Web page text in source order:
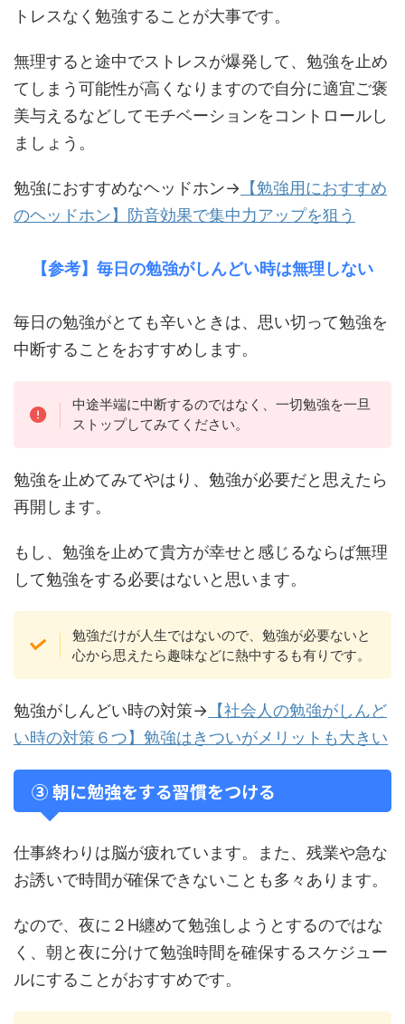
トレスなく勉強することが大事です。
無理すると途中でストレスが爆発して、勉強を止め
てしまう可能性が高くなりますので自分に適宜ご褒
美与えるなどしてモチベーションをコントロールし
ましょう。
勉強におすすめなヘッドホン→ 【勉強用におすすめ
のヘッドホン】防音効果で集中力アップを狙う
【参考】毎日の勉強がしんどい時は無理しない
毎日の勉強がとても辛いときは、思い切って勉強を
中断することをおすすめします。
中途半端に中断するのではなく、一切勉強を一旦
ストップしてみてください。
勉強を止めてみてやはり、勉強が必要だと思えたら
再開します。
もし、勉強を止めて貴方が幸せと感じるならば無理
して勉強をする必要はないと思います。
勉強だけが人生ではないので、勉強が必要ないと
心から思えたら趣味などに熱中するも有りです。
勉強がしんどい時の対策→ 【社会人の勉強がしんど
い時の対策６つ】勉強はきついがメリットも大きい
③ 朝に勉強をする習慣をつける
仕事終わりは脳が疲れています。また、残業や急な
お誘いで時間が確保できないことも多々あります。
なので、夜に２H纏めて勉強しようとするのではな
く、朝と夜に分けて勉強時間を確保するスケジュー
ルにすることがおすすめです。